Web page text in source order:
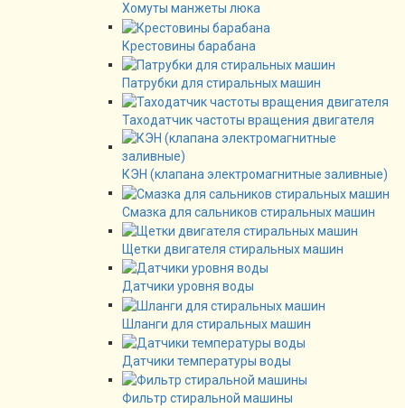
Хомуты манжеты люка
Крестовины барабана
Патрубки для стиральных машин
Таходатчик частоты вращения двигателя
КЭН (клапана электромагнитные заливные)
Смазка для сальников стиральных машин
Щетки двигателя стиральных машин
Датчики уровня воды
Шланги для стиральных машин
Датчики температуры воды
Фильтр стиральной машины